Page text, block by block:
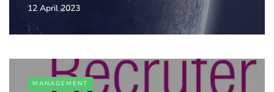
12 April 2023
MANAGEMENT